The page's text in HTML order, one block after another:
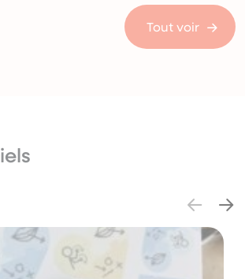
Tout voir